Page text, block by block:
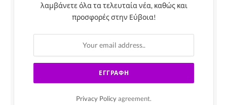
λαμβάνετε όλα τα τελευταία νέα, καθώς και
προσφορές στην Εύβοια!
Privacy Policy agreement.